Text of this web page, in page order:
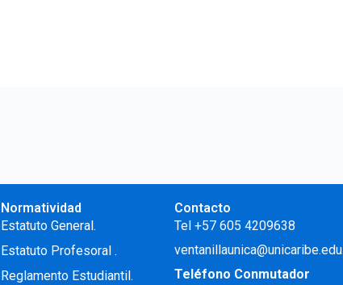
Normatividad
Estatuto General.
Estatuto Profesoral .
Reglamento Estudiantil.
Contacto
Tel +57 605 4209638
Teléfono Conmutador